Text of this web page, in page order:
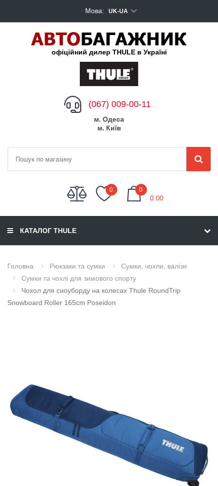
Мова: UK-UA
офіційний дилер THULE в Україні
(067) 009-00-11
м. Одеса
м. Київ
0 0
0.00
КАТАЛОГ THULE
Головна Рюкзаки та сумки
Сумки, чохли, валізи
Сумки та чохлі для зимового спорту
Чохол для сноуборду на колесах Thule RoundTrip
Snowboard Roller 165cm Poseidon